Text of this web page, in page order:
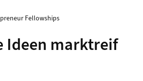
Fellowships
Ideen marktreif